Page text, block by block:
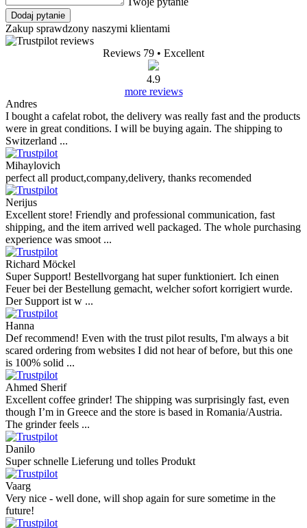
Dodaj pytanie
Zakup sprawdzony naszymi klientami
Reviews 79 • Excellent
4.9
more reviews
Andres
I bought a cafelat robot, the delivery was really fast and the products
were in great conditions. I will be buying again. The shipping to
Switzerland ...
Mihaylovich
perfect all product,company,delivery, thanks recomended
Nerijus
Excellent store! Friendly and professional communication, fast
shipping, and the item arrived well packaged. The whole purchasing
experience was smoot ...
Richard Möckel
Super Support! Bestellvorgang hat super funktioniert. Ich einen
Feuer bei der Bestellung gemacht, welcher sofort korrigiert wurde.
Der Support ist w ...
Hanna
Def recommend! Even with the trust pilot results, I'm always a bit
scared ordering from websites I did not hear of before, but this one
is 100% solid ...
Ahmed Sherif
Excellent coffee grinder! The shipping was surprisingly fast, even
though I’m in Greece and the store is based in Romania/Austria.
The grinder feels ...
Danilo
Super schnelle Lieferung und tolles Produkt
Vaarg
Very nice - well done, will shop again for sure sometime in the
future!